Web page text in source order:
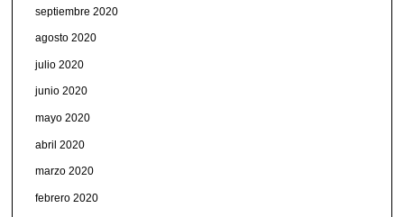
septiembre 2020
agosto 2020
julio 2020
junio 2020
mayo 2020
abril 2020
marzo 2020
febrero 2020